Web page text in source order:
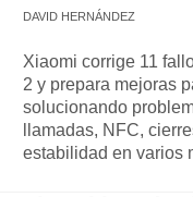
DAVID HERNÁNDEZ
Xiaomi corrige 11
2 y prepara mejoras
solucionando
llamadas, NFC,
estabilidad en varios